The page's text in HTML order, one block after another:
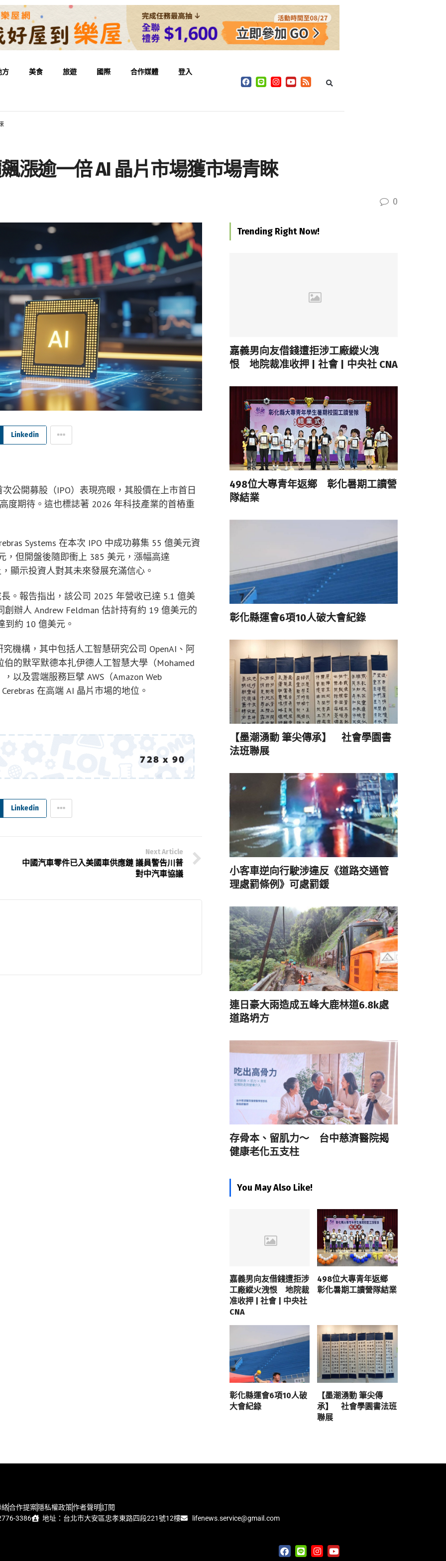
方 美食 旅遊 國際 合作媒體 登入
漲逾一倍 AI 晶片市場獲市場青睞
0
Linkedin
公開募股（IPO）表現亮眼，其股價在上市首日
度期待。這也標誌著 2026 年科技產業的首樁重
Systems 在本次 IPO 中成功募集 55 億美元資
，但開盤後隨即衝上 385 美元，漲幅高達
顯示投資人對其未來發展充滿信心。
。報告指出，該公司 2025 年營收已達 5.1 億美
辦人 Andrew Feldman 估計持有約 19 億美元的
到約 10 億美元。
機構，其中包括人工智慧研究公司 OpenAI、阿
的默罕默德本扎伊德人工智慧大學（Mohamed
以及雲端服務巨擘 AWS（Amazon Web
在高端 AI 晶片市場的地位。
Linkedin
Next Article
中國汽車零件已入美國車供應鏈 議員警告川普
對中汽車協議
Trending Right Now!
嘉義男向友借錢遭拒涉工廠縱火洩
恨 地院裁准收押 | 社會 | 中央社 CNA
498位大專青年返鄉 彰化暑期工讀營
隊結業
彰化縣運會6項10人破大會紀錄
【墨潮湧動 筆尖傳承】 社會學園書
法班聯展
小客車逆向行駛涉違反《道路交通管
理處罰條例》可處罰鍰
連日豪大雨造成五峰大鹿林道6.8k處
道路坍方
存骨本、留肌力～ 台中慈濟醫院揭
健康老化五支柱
You May Also Like!
嘉義男向友借錢遭拒涉
工廠縱火洩恨 地院裁
准收押 | 社會 | 中央社
CNA
498位大專青年返鄉
彰化暑期工讀營隊結業
彰化縣運會6項10人破
大會紀錄
【墨潮湧動 筆尖傳
承】 社會學園書法班
聯展
絡合作提案隱私權政策作者聲明訂閱
3386
地址：台北市大安區忠孝東路四段221號12樓 lifenews.service@gmail.com